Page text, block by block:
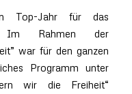
Top-Jahr für das
Im Rahmen der
war für den ganzen
Programm unter
wir die Freiheit“